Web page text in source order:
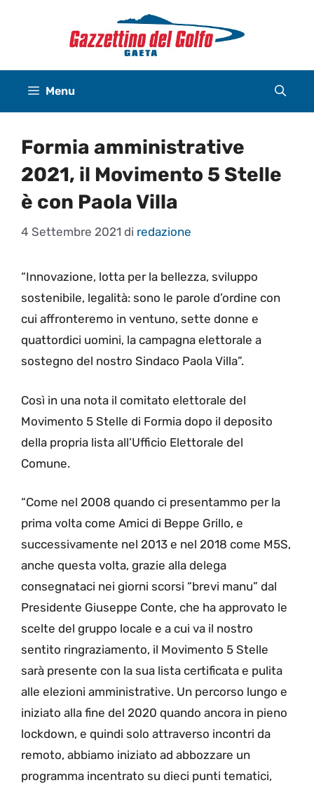
Menu
Formia amministrative
2021, il Movimento 5 Stelle
è con Paola Villa
4 Settembre 2021 di redazione
“Innovazione, lotta per la bellezza, sviluppo
sostenibile, legalità: sono le parole d’ordine con
cui affronteremo in ventuno, sette donne e
quattordici uomini, la campagna elettorale a
sostegno del nostro Sindaco Paola Villa”.
Così in una nota il comitato elettorale del
Movimento 5 Stelle di Formia dopo il deposito
della propria lista all’Ufficio Elettorale del
Comune.
“Come nel 2008 quando ci presentammo per la
prima volta come Amici di Beppe Grillo, e
successivamente nel 2013 e nel 2018 come M5S,
anche questa volta, grazie alla delega
consegnataci nei giorni scorsi “brevi manu” dal
Presidente Giuseppe Conte, che ha approvato le
scelte del gruppo locale e a cui va il nostro
sentito ringraziamento, il Movimento 5 Stelle
sarà presente con la sua lista certificata e pulita
alle elezioni amministrative. Un percorso lungo e
iniziato alla fine del 2020 quando ancora in pieno
lockdown, e quindi solo attraverso incontri da
remoto, abbiamo iniziato ad abbozzare un
programma incentrato su dieci punti tematici,